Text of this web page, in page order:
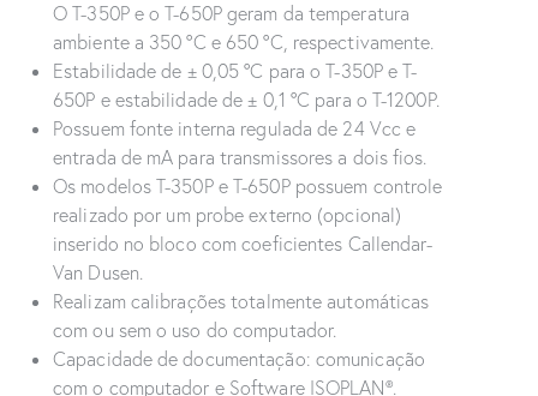
O T-350P e o T-650P geram da temperatura
ambiente a 350 °C e 650 °C, respectivamente.
Estabilidade de ± 0,05 °C para o T-350P e T-
650P e estabilidade de ± 0,1 °C para o T-1200P.
Possuem fonte interna regulada de 24 Vcc e
entrada de mA para transmissores a dois fios.
Os modelos T-350P e T-650P possuem controle
realizado por um probe externo (opcional)
inserido no bloco com coeficientes Callendar-
Van Dusen.
Realizam calibrações totalmente automáticas
com ou sem o uso do computador.
Capacidade de documentação: comunicação
com o computador e Software ISOPLAN®.